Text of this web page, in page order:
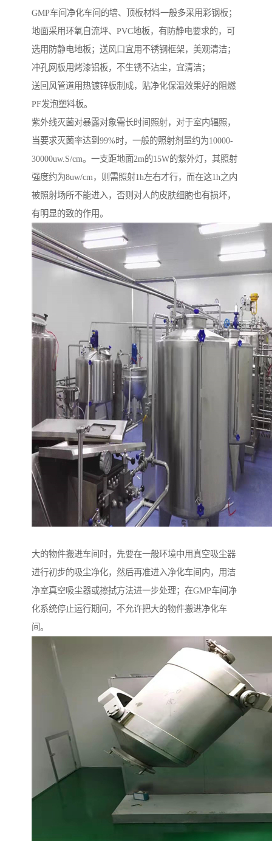
GMP车间净化车间的墙、顶板材料一般多采用彩钢板；
地面采用环氧自流坪、PVC地板，有防静电要求的，可
选用防静电地板；送风口宜用不锈钢框架，美观清洁；
冲孔网板用烤漆铝板，不生锈不沾尘，宜清洁；
送回风管道用热镀锌板制成，贴净化保温效果好的阻燃
PF发泡塑料板。
紫外线灭菌对暴露对象需长时间照射，对于室内辐照，
当要求灭菌率达到99%时，一般的照射剂量约为10000-
30000uw.S/cm。一支距地面2m的15W的紫外灯，其照射
强度约为8uw/cm，则需照射1h左右才行，而在这1h之内
被照射场所不能进入，否则对人的皮肤细胞也有损坏，
有明显的致的作用。
大的物件搬进车间时，先要在一般环境中用真空吸尘器
进行初步的吸尘净化，然后再准进入净化车间内，用洁
净室真空吸尘器或擦拭方法进一步处理；在GMP车间净
化系统停止运行期间，不允许把大的物件搬进净化车
间。